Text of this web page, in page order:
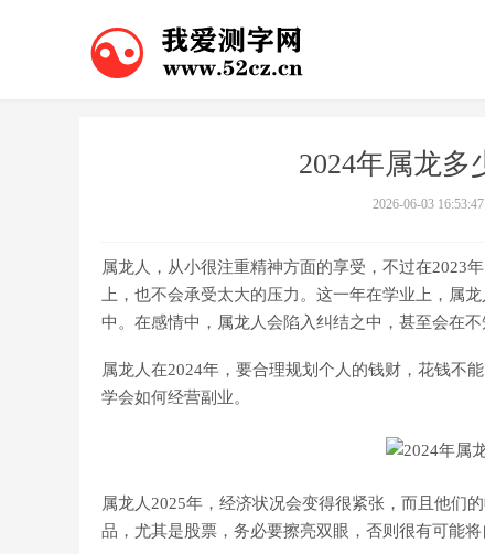
2024年属龙多
2026-06-03 16:53:47
属龙人，从小很注重精神方面的享受，不过在2023
上，也不会承受太大的压力。这一年在学业上，属
中。在感情中，属龙人会陷入纠结之中，甚至会在
属龙人在2024年，要合理规划个人的钱财，花钱不
学会如何经营副业。
属龙人2025年，经济状况会变得很紧张，而且他们
品，尤其是股票，务必要擦亮双眼，否则很有可能将